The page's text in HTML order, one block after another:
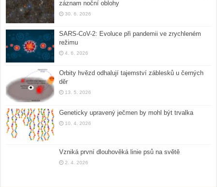
záznam noční oblohy
30. 6. 2026
SARS-CoV-2: Evoluce při pandemii ve zrychleném
režimu
4. 6. 2026
Orbity hvězd odhalují tajemství záblesků u černých
děr
13. 5. 2026
Geneticky upravený ječmen by mohl být trvalka
10. 4. 2026
Vzniká první dlouhověká linie psů na světě
2. 4. 2026